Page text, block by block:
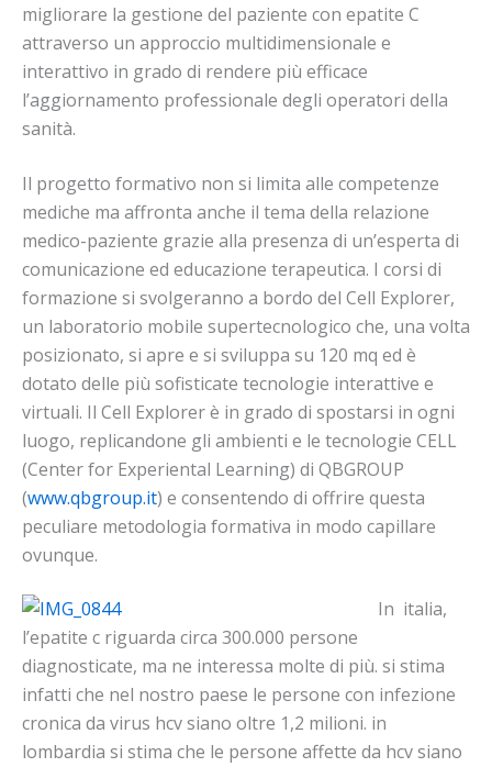
migliorare la gestione del paziente con epatite C
attraverso un approccio multidimensionale e
interattivo in grado di rendere più efficace
l’aggiornamento professionale degli operatori della
sanità.
Il progetto formativo non si limita alle competenze
mediche ma affronta anche il tema della relazione
medico-paziente grazie alla presenza di un’esperta di
comunicazione ed educazione terapeutica. I corsi di
formazione si svolgeranno a bordo del Cell Explorer,
un laboratorio mobile supertecnologico che, una volta
posizionato, si apre e si sviluppa su 120 mq ed è
dotato delle più sofisticate tecnologie interattive e
virtuali. Il Cell Explorer è in grado di spostarsi in ogni
luogo, replicandone gli ambienti e le tecnologie CELL
(Center for Experiental Learning) di QBGROUP
(www.qbgroup.it) e consentendo di offrire questa
peculiare metodologia formativa in modo capillare
ovunque.
In italia,
l’epatite c riguarda circa 300.000 persone
diagnosticate, ma ne interessa molte di più. si stima
infatti che nel nostro paese le persone con infezione
cronica da virus hcv siano oltre 1,2 milioni. in
lombardia si stima che le persone affette da hcv siano